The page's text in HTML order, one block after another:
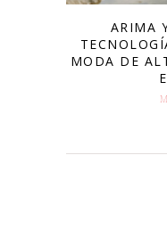
ARIMA
MODA DE